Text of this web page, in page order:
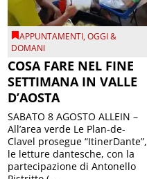
APPUNTAMENTI,OGGI &
DOMANI
COSA FARE NEL FINE
SETTIMANA IN VALLE
D’AOSTA
SABATO 8 AGOSTO ALLEIN –
All’area verde Le Plan-de-
Clavel prosegue “ItinerDante”,
le letture dantesche, con la
partecipazione di Antonello